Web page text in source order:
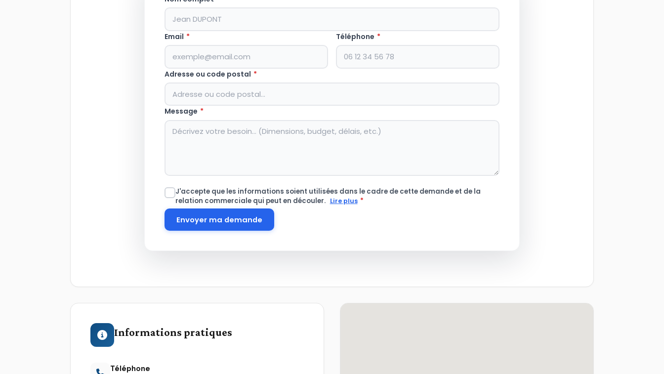
Email * Téléphone *
Adresse ou code postal *
Message *
J'accepte que les informations soient utilisées dans le cadre de cette demande et de la
relation commerciale qui peut en découler. Lire plus *
Envoyer ma demande
Informations pratiques
Téléphone